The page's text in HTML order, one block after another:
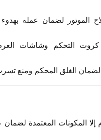
الموتور لضمان عمله بهدوء
التحكم وشاشات
لضمان الغلق المحكم ومنع تسرب
إلا المكونات المعتمدة